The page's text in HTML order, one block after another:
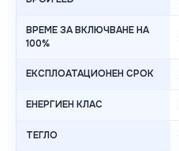
ВРЕМЕ ЗА ВКЛЮЧВАНЕ НА
100%
ЕКСПЛОАТАЦИОНЕН СРОК
ЕНЕРГИЕН КЛАС
ТЕГЛО